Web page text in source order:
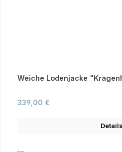
Weiche Lodenjacke
Regulärer Preis:
339,00 €
Details